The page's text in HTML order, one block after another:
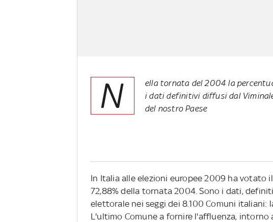
N
ella tornata del 2004 la
i dati definitivi diffusi dal
del nostro Paese
In Italia alle elezioni europee 2009 ha votato
72,88% della tornata 2004. Sono i dati,
elettorale nei seggi dei 8.100 Comuni italiani:
L'ultimo Comune a fornire l'affluenza, intorno